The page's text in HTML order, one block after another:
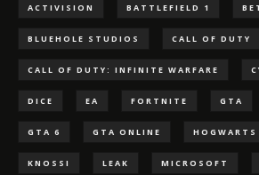
ACTIVISION BATTLEFIELD 1
BLUEHOLE STUDIOS CALL OF DUTY
CALL OF DUTY: INFINITE WARFARE
DICE EA FORTNITE GTA
GTA 6 GTA ONLINE HOGWARTS
KNOSSI LEAK MICROSOFT